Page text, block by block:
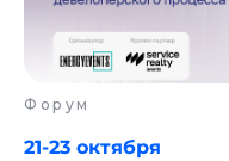
Форум
21-23 октября